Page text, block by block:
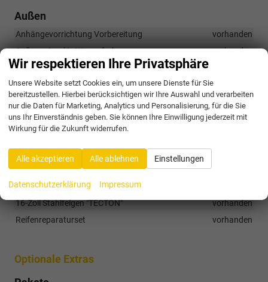
Außen
Anhängevorrichtung Vorbereitung
vorhanden
Außenspiegel in Wagenfarbe
vorhanden
Basis-LED-Rückleuchten
Basis-LED-Scheinwerfer
vorhanden
Dachreling in Mattschwarz
vorhanden
Designelemente an den Stoßfängern in Schwarz
vorhanden
Fensterleisten in Mattschwarz
Nebelscheinwerfer
Räder & Technik
16-Zoll Stahlfelgen "TECTON"
vorhanden
Reifenreparaturset
vorhanden
Optionale Extras
Wir respektieren Ihre Privatsphäre
Unsere Website setzt Cookies ein, um unsere Dienste für Sie
bereitzustellen. Hierbei berücksichtigen wir Ihre Auswahl und verarbeiten
nur die Daten für Marketing, Analytics und Personalisierung, für die Sie
uns Ihr Einverständnis geben. Sie können Ihre Einwilligung jederzeit mit
Wirkung für die Zukunft widerrufen.
Alle akzeptieren Alle ablehnen Einstellungen
Datenschutzerklärung Impressum